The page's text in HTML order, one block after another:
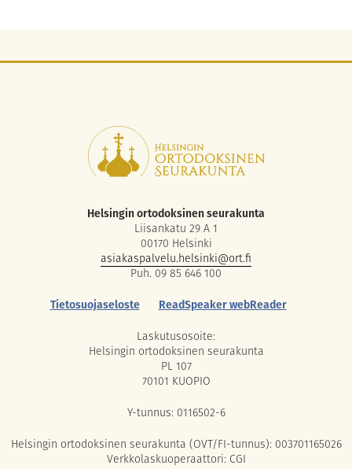
Helsingin ortodoksinen seurakunta
Liisankatu 29 A 1
00170 Helsinki
asiakaspalvelu.helsinki@ort.fi
Puh. 09 85 646 100
Tietosuojaseloste
ReadSpeaker webReader
Laskutusosoite:
Helsingin ortodoksinen seurakunta
PL 107
70101 KUOPIO
Y-tunnus: 0116502-6
Helsingin ortodoksinen seurakunta (OVT/FI-tunnus): 003701165026
Verkkolaskuoperaattori: CGI